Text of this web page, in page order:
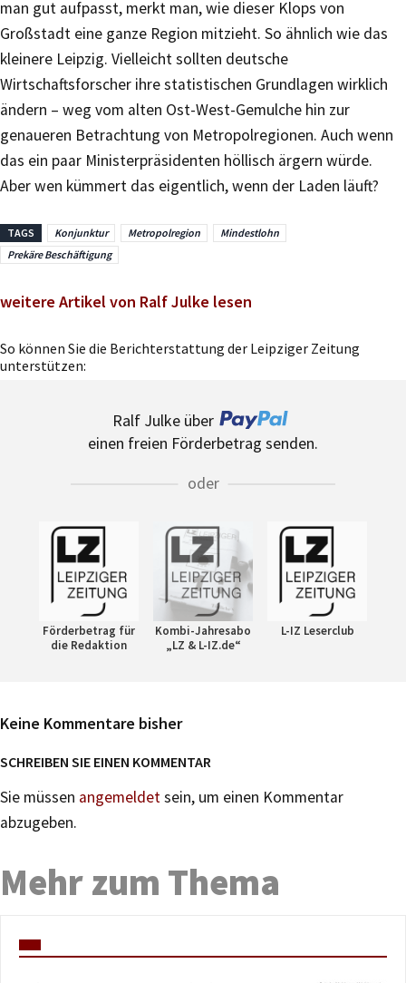
man gut aufpasst, merkt man, wie dieser Klops von
Großstadt eine ganze Region mitzieht. So ähnlich wie das
kleinere Leipzig. Vielleicht sollten deutsche
Wirtschaftsforscher ihre statistischen Grundlagen wirklich
ändern – weg vom alten Ost-West-Gemulche hin zur
genaueren Betrachtung von Metropolregionen. Auch wenn
das ein paar Ministerpräsidenten höllisch ärgern würde.
Aber wen kümmert das eigentlich, wenn der Laden läuft?
TAGS Konjunktur Metropolregion
Mindestlohn
Prekäre Beschäftigung
weitere Artikel von Ralf Julke lesen
So können Sie die Berichterstattung der Leipziger Zeitung
unterstützen:
Ralf Julke über
einen freien Förderbetrag senden.
oder
Förderbetrag für
die Redaktion
Kombi-Jahresabo
„LZ & L-IZ.de“
L-IZ Leserclub
Keine Kommentare bisher
SCHREIBEN SIE EINEN KOMMENTAR
Sie müssen angemeldetsein, um einen Kommentar
abzugeben.
Mehr zum Thema